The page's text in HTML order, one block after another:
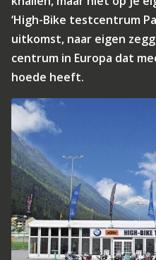
‘High-Bike testcentrum
uitkomst, naar eigen
centrum in Europa dat
hoede heeft.